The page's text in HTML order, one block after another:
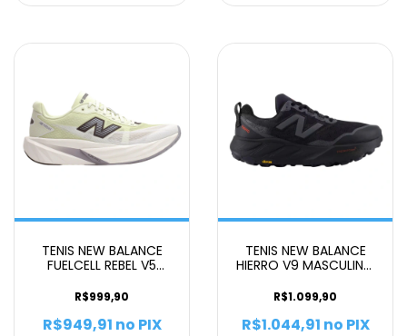
TENIS NEW BALANCE
FUELCELL REBEL V5
R$999,90
R$949,91 no PIX
TENIS NEW BALANCE
HIERRO V9 MASCULINO
R$1.099,90
R$1.044,91 no PIX